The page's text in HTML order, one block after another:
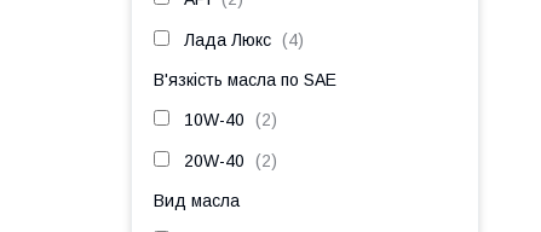
Лада Люкс 4
В'язкість масла по SAE
10W-40 2
20W-40 2
Вид масла